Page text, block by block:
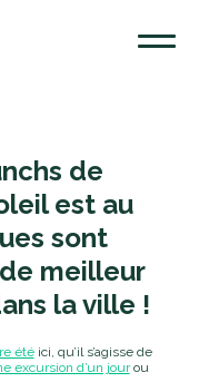
de
est au
sont
de meilleur
la ville !
étéici, qu’il s’agisse de
excursion d’un jourou